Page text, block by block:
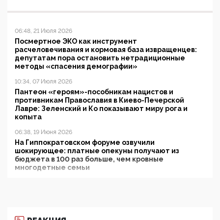
06:48, 21 Июля 2026
Посмертное ЭКО как инструмент
расчеловечивания и кормовая база извращенцев:
депутатам пора остановить нетрадиционные
методы «спасения демографии»
10:34, 07 Июля 2026
Пантеон «героям»-пособникам нацистов и
противникам Православия в Киево-Печерской
Лавре: Зеленский и Ко показывают миру рога и
копыта
06:38, 19 Июня 2026
На Гиппократовском форуме озвучили
шокирующее: платные опекуны получают из
бюджета в 100 раз больше, чем кровные
многодетные семьи